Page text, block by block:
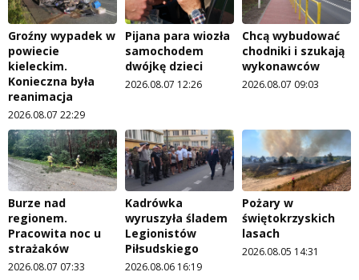
Groźny wypadek w
powiecie
kieleckim.
Konieczna była
reanimacja
2026.08.07 22:29
Pijana para wiozła
samochodem
dwójkę dzieci
2026.08.07 12:26
Chcą wybudować
chodniki i szukają
wykonawców
2026.08.07 09:03
Burze nad
regionem.
Pracowita noc u
strażaków
2026.08.07 07:33
Kadrówka
wyruszyła śladem
Legionistów
Piłsudskiego
2026.08.06 16:19
Pożary w
świętokrzyskich
lasach
2026.08.05 14:31